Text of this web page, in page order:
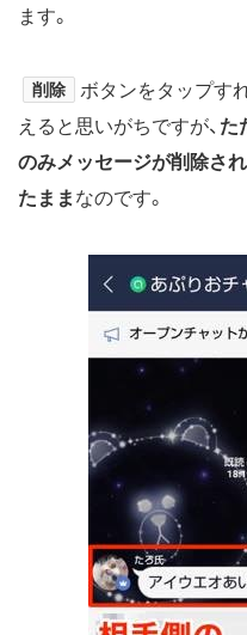
ます。
削除
ボタンをタップす
えると思いがちですが、 た
のみメッセージが削除さ
たままなのです。